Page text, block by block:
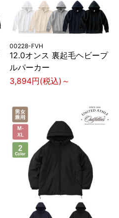
00228-FVH
12.0オンス 裏起毛ヘビープ
ルパーカー
3,894円(税込)～